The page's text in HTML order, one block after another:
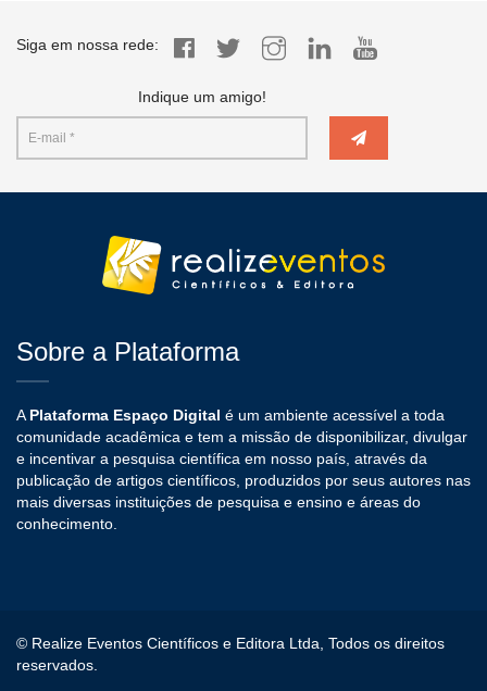
Siga em nossa rede:
Indique um amigo!
Sobre a Plataforma
A Plataforma Espaço Digital é um ambiente acessível a toda
comunidade acadêmica e tem a missão de disponibilizar, divulgar
e incentivar a pesquisa científica em nosso país, através da
publicação de artigos científicos, produzidos por seus autores nas
mais diversas instituições de pesquisa e ensino e áreas do
conhecimento.
© Realize Eventos Científicos e Editora Ltda, Todos os direitos
reservados.